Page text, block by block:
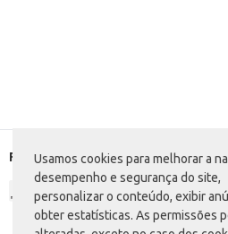
Usamos cookies para melhorar a
desempenho e segurança do site,
personalizar o conteúdo, exibir
obter estatísticas. As permissões
Formas de pagamento